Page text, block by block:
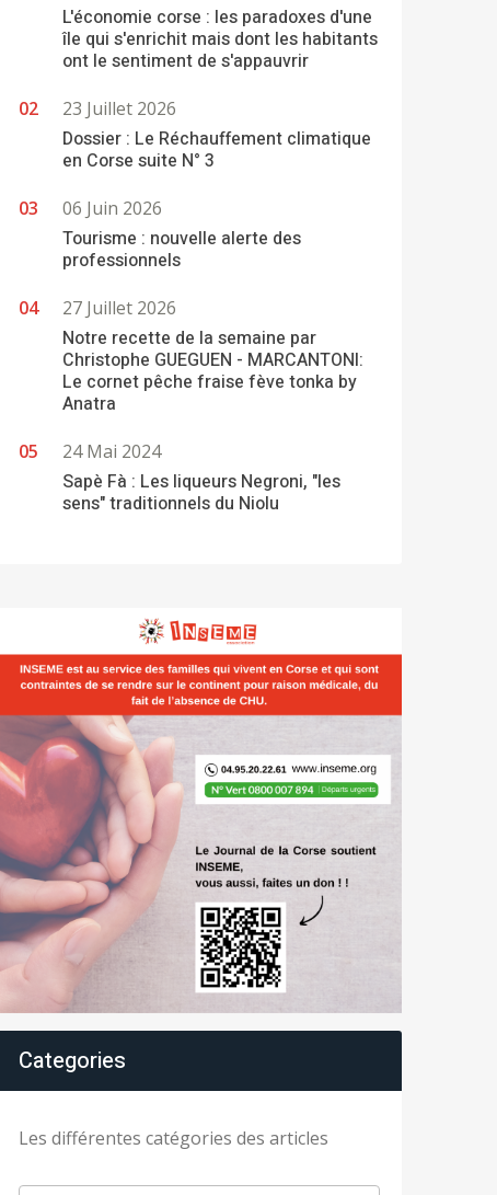
L'économie corse : les paradoxes d'une
île qui s'enrichit mais dont les habitants
ont le sentiment de s'appauvrir
23 Juillet 2026
Dossier : Le Réchauffement climatique
en Corse suite N° 3
06 Juin 2026
Tourisme : nouvelle alerte des
professionnels
27 Juillet 2026
Notre recette de la semaine par
Christophe GUEGUEN - MARCANTONI:
Le cornet pêche fraise fève tonka by
Anatra
24 Mai 2024
Sapè Fà : Les liqueurs Negroni, "les
sens" traditionnels du Niolu
Categories
Les différentes catégories des articles